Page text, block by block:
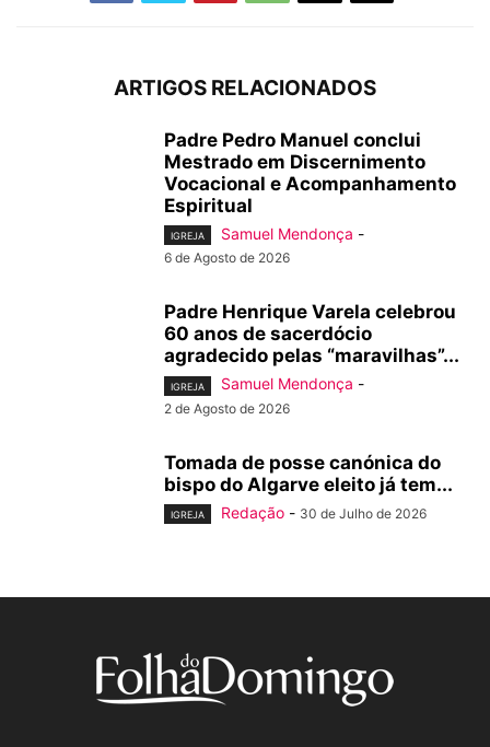
ARTIGOS RELACIONADOS
Padre Pedro Manuel conclui
Mestrado em Discernimento
Vocacional e Acompanhamento
Espiritual
IGREJA Samuel Mendonça -
6 de Agosto de 2026
Padre Henrique Varela celebrou
60 anos de sacerdócio
agradecido pelas “maravilhas”...
IGREJA Samuel Mendonça -
2 de Agosto de 2026
Tomada de posse canónica do
bispo do Algarve eleito já tem...
IGREJA Redação - 30 de Julho de 2026